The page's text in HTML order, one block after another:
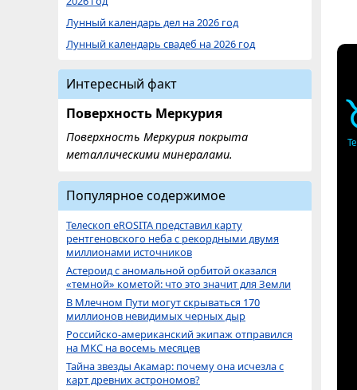
Лунный календарь дел на 2026 год
Лунный календарь свадеб на 2026 год
Интересный факт
Поверхность Меркурия
Поверхность Меркурия покрыта
металлическими минералами.
Популярное содержимое
Телескоп eROSITA представил карту
рентгеновского неба с рекордными двумя
миллионами источников
Астероид с аномальной орбитой оказался
«темной» кометой: что это значит для Земли
В Млечном Пути могут скрываться 170
миллионов невидимых черных дыр
Российско-американский экипаж отправился
на МКС на восемь месяцев
Тайна звезды Акамар: почему она исчезла с
карт древних астрономов?